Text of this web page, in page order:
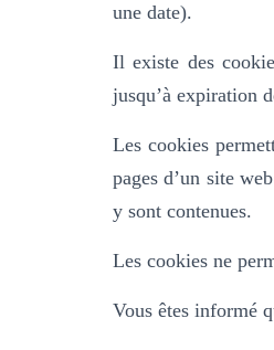
une date).
Il existe des
jusqu’à expiration
Les cookies
pages d’un site
y sont contenues.
Les cookies ne
Vous êtes informé